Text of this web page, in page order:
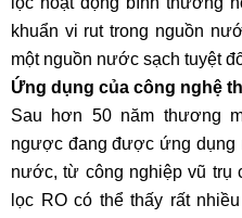
khuẩn vi rut trong nguồn
một nguồn nước sạch tuyệt
Ứng dụng của công nghệ
Sau hơn 50 năm thương
ngược đang được ứng dụng
nước, từ công nghiệp vũ trụ
lọc RO có thể thấy rất